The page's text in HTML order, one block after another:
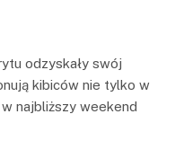
odzyskały swój
kibiców nie tylko w
w najbliższy weekend